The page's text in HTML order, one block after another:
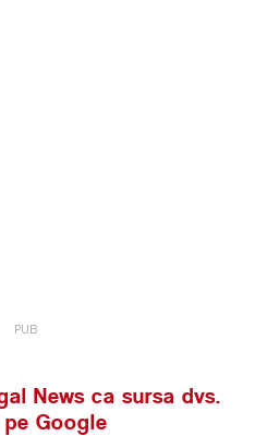
News ca sursa dvs.
Google